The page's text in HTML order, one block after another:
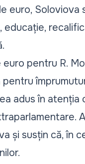
euro,
pentru R.
adus în
și susțin că, în